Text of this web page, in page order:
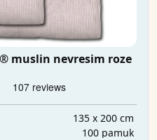
muslin nevresim roze
135 x 200 cm
100 pamuk